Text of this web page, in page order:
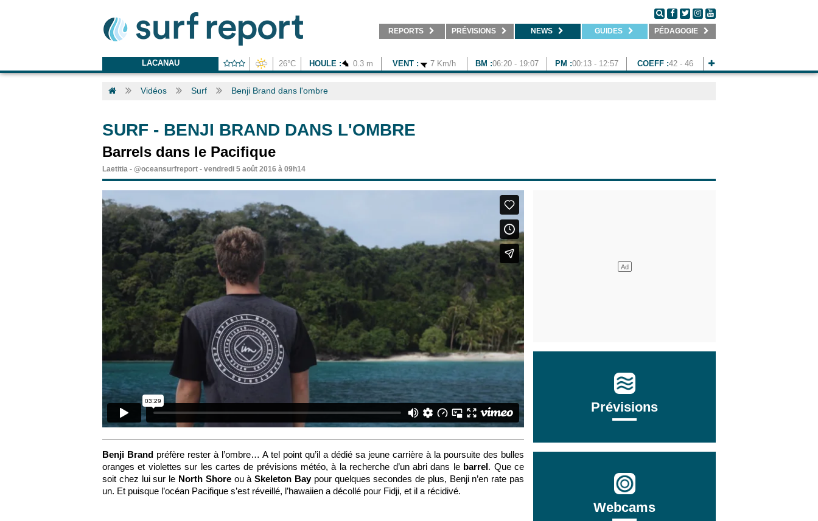
REPORTS PRÉVISIONS NEWS GUIDES PÉDAGOGIE
LACANAU 26°C HOULE : 0.3 m VENT : 7 Km/h BM :06:20 - 19:07 PM :00:13 - 12:57 COEFF :42 - 46
Vidéos Surf Benji Brand dans l'ombre
SURF - BENJI BRAND DANS L'OMBRE
Barrels dans le Pacifique
Laetitia - @oceansurfreport - vendredi 5 août 2016 à 09h14
Benji Brand préfère rester à l’ombre… A tel point qu’il a dédié sa jeune carrière à la poursuite des bulles
oranges et violettes sur les cartes de prévisions météo, à la recherche d’un abri dans le barrel. Que ce
soit chez lui sur le North Shoreou àSkeleton Baypour quelques secondes de plus, Benji n’en rate pas
un. Et puisque l’océan Pacifique s’est réveillé, l’hawaiien a décollé pour Fidji, et il a récidivé.
Prévisions
Webcams